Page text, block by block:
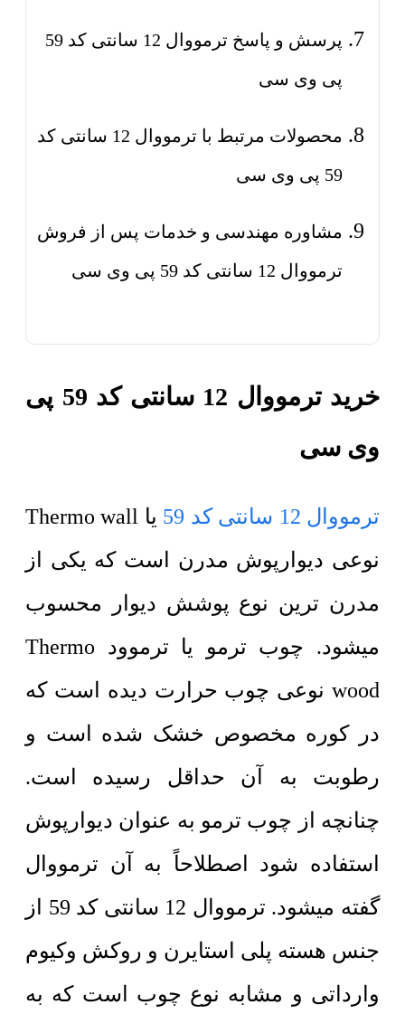
پرسش و پاسخ ترمووال 12 سانتی کد 59
پی وی سی
محصولات مرتبط با ترمووال 12 سانتی کد
59 پی وی سی
مشاوره مهندسی و خدمات پس از فروش
ترمووال 12 سانتی کد 59 پی وی سی
خرید ترمووال 12 سانتی کد 59 پی
وی سی
ترمووال 12 سانتی کد 59
یا Thermo wall
نوعی دیوارپوش مدرن است که یکی از
مدرن ترین نوع پوشش دیوار محسوب
میشود. چوب ترمو یا ترموود Thermo
wood نوعی چوب حرارت دیده است که
در کوره مخصوص خشک شده است و
رطوبت به آن حداقل رسیده است.
چنانچه از چوب ترمو به عنوان دیوارپوش
استفاده شود اصطلاحاً به آن ترمووال
گفته میشود. ترمووال 12 سانتی کد 59 از
جنس هسته پلی استایرن و روکش وکیوم
وارداتی و مشابه نوع چوب است که به